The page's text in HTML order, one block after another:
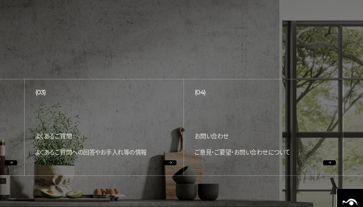
(03)
よくあるご質問
よくあるご質問への回答やお手入れ等の情報
(04)
お問い合わせ
ご意見・ご要望・お問い合わせについて